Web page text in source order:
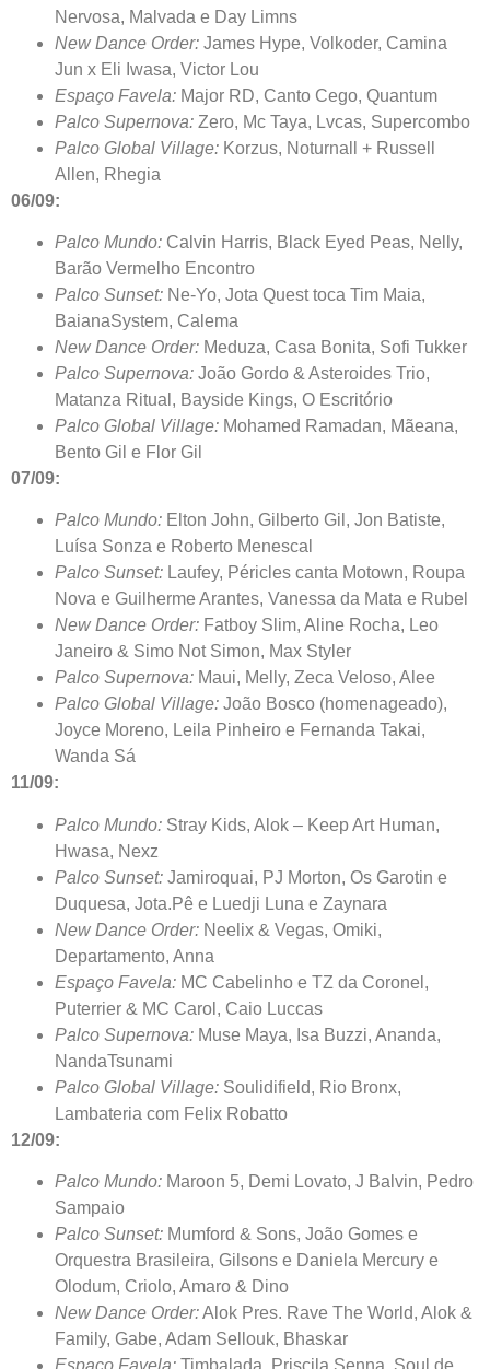
Nervosa, Malvada e Day Limns
New Dance Order: James Hype, Volkoder, Camina
Jun x Eli Iwasa, Victor Lou
Espaço Favela: Major RD, Canto Cego, Quantum
Palco Supernova: Zero, Mc Taya, Lvcas, Supercombo
Palco Global Village: Korzus, Noturnall + Russell
Allen, Rhegia
06/09:
Palco Mundo: Calvin Harris, Black Eyed Peas, Nelly,
Barão Vermelho Encontro
Palco Sunset: Ne-Yo, Jota Quest toca Tim Maia,
BaianaSystem, Calema
New Dance Order: Meduza, Casa Bonita, Sofi Tukker
Palco Supernova: João Gordo & Asteroides Trio,
Matanza Ritual, Bayside Kings, O Escritório
Palco Global Village: Mohamed Ramadan, Mãeana,
Bento Gil e Flor Gil
07/09:
Palco Mundo: Elton John, Gilberto Gil, Jon Batiste,
Luísa Sonza e Roberto Menescal
Palco Sunset: Laufey, Péricles canta Motown, Roupa
Nova e Guilherme Arantes, Vanessa da Mata e Rubel
New Dance Order: Fatboy Slim, Aline Rocha, Leo
Janeiro & Simo Not Simon, Max Styler
Palco Supernova: Maui, Melly, Zeca Veloso, Alee
Palco Global Village: João Bosco (homenageado),
Joyce Moreno, Leila Pinheiro e Fernanda Takai,
Wanda Sá
11/09:
Palco Mundo: Stray Kids, Alok – Keep Art Human,
Hwasa, Nexz
Palco Sunset: Jamiroquai, PJ Morton, Os Garotin e
Duquesa, Jota.Pê e Luedji Luna e Zaynara
New Dance Order: Neelix & Vegas, Omiki,
Departamento, Anna
Espaço Favela: MC Cabelinho e TZ da Coronel,
Puterrier & MC Carol, Caio Luccas
Palco Supernova: Muse Maya, Isa Buzzi, Ananda,
NandaTsunami
Palco Global Village: Soulidifield, Rio Bronx,
Lambateria com Felix Robatto
12/09:
Palco Mundo: Maroon 5, Demi Lovato, J Balvin, Pedro
Sampaio
Palco Sunset: Mumford & Sons, João Gomes e
Orquestra Brasileira, Gilsons e Daniela Mercury e
Olodum, Criolo, Amaro & Dino
New Dance Order:Alok Pres. Rave The World, Alok &
Family, Gabe, Adam Sellouk, Bhaskar